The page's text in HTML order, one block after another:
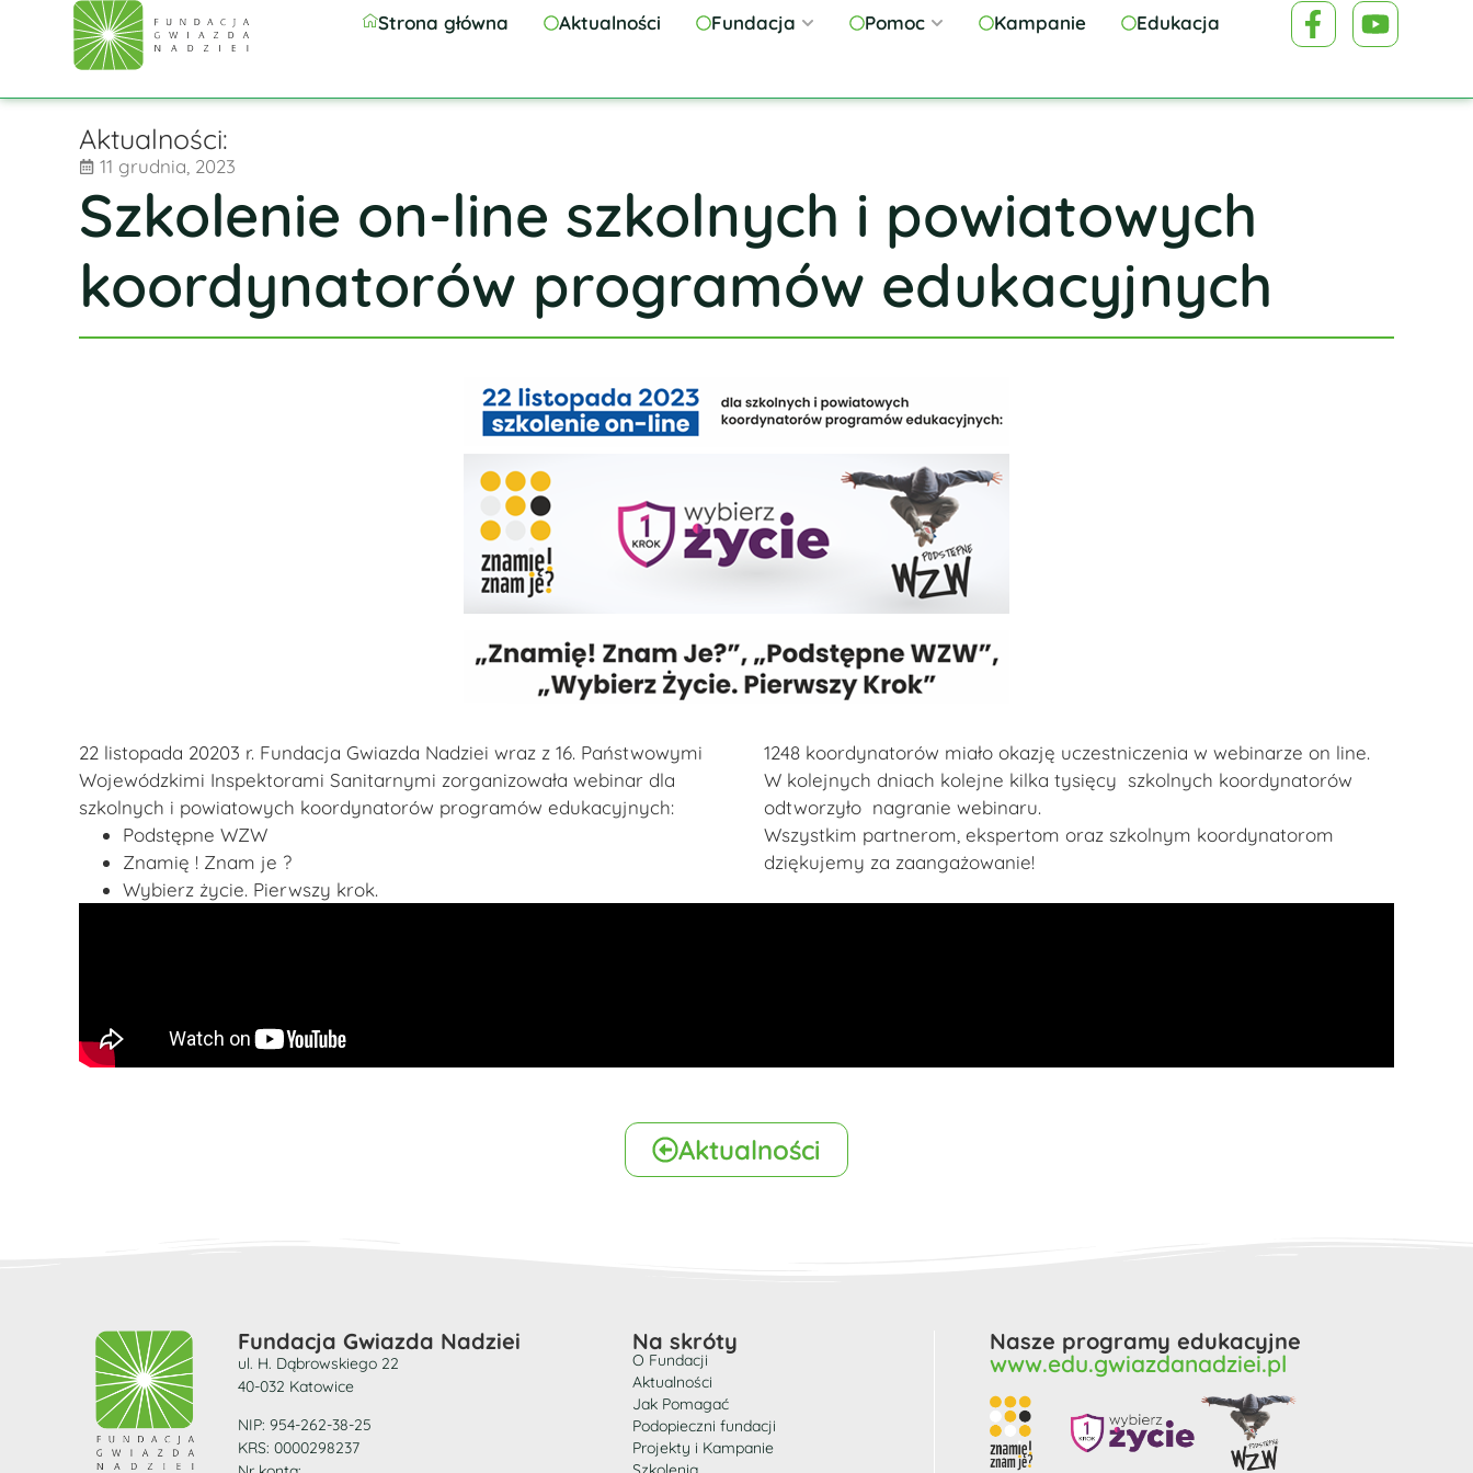
Strona główna Aktualności Fundacja Pomoc Kampanie Edukacja
Aktualności:
11 grudnia, 2023
Szkolenie on-line szkolnych i powiatowych
koordynatorów programów edukacyjnych
22 listopada 20203 r. Fundacja Gwiazda Nadziei wraz z 16. Państwowymi
Wojewódzkimi Inspektorami Sanitarnymi zorganizowała webinar dla
szkolnych i powiatowych koordynatorów programów edukacyjnych:
Podstępne WZW
Znamię ! Znam je ?
Wybierz życie. Pierwszy krok.
1248 koordynatorów miało okazję uczestniczenia w webinarze on line.
W kolejnych dniach kolejne kilka tysięcy szkolnych koordynatorów
odtworzyło nagranie webinaru.
Wszystkim partnerom, ekspertom oraz szkolnym koordynatorom
dziękujemy za zaangażowanie!
Aktualności
Fundacja Gwiazda Nadziei
ul. H. Dąbrowskiego 22
40-032 Katowice
NIP: 954-262-38-25
KRS: 0000298237
Na skróty
O Fundacji
Aktualności
Jak Pomagać
Podopieczni fundacji
Projekty i Kampanie
Nasze programy edukacyjne
www.edu.gwiazdanadziei.pl